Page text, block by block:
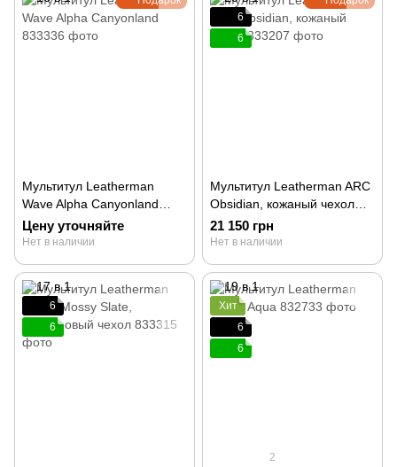
Мультитул Leatherman
Wave Alpha Canyonland
833336
Цену уточняйте
Нет в наличии
6
6
Мультитул Leatherman ARC
Obsidian, кожаный чехол
833207
21 150 грн
Нет в наличии
6
6
Хит
6
6
2